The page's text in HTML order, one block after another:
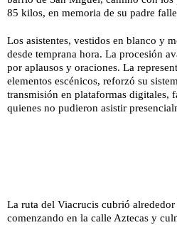
85 kilos, en memoria de su padre
Los asistentes, vestidos en blanco y
desde temprana hora. La procesión
por aplausos y oraciones. La
elementos escénicos, reforzó su
transmisión en plataformas digitales,
quienes no pudieron asistir
La ruta del Viacrucis cubrió
comenzando en la calle Aztecas y